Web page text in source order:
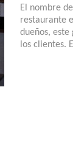
El nombre
restaurante
dueños,
los clientes.